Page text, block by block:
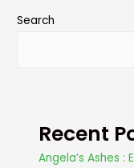
Search
Recent
Angela’s Ashes :